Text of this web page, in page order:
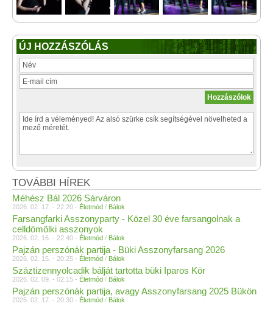
ÚJ HOZZÁSZÓLÁS
TOVÁBBI HÍREK
Méhész Bál 2026 Sárváron
2026. 02. 17. - 22:20 - Életmód / Bálok
Farsangfarki Asszonyparty - Közel 30 éve farsangolnak a
celldömölki asszonyok
2026. 02. 16. - 22:40 - Életmód / Bálok
Pajzán perszónák partija - Büki Asszonyfarsang 2026
2026. 02. 15. - 20:25 - Életmód / Bálok
Száztizennyolcadik bálját tartotta büki Iparos Kör
2026. 02. 09. - 02:15 - Életmód / Bálok
Pajzán perszónák partija, avagy Asszonyfarsang 2025 Bükön
2025. 02. 17. - 20:30 - Életmód / Bálok